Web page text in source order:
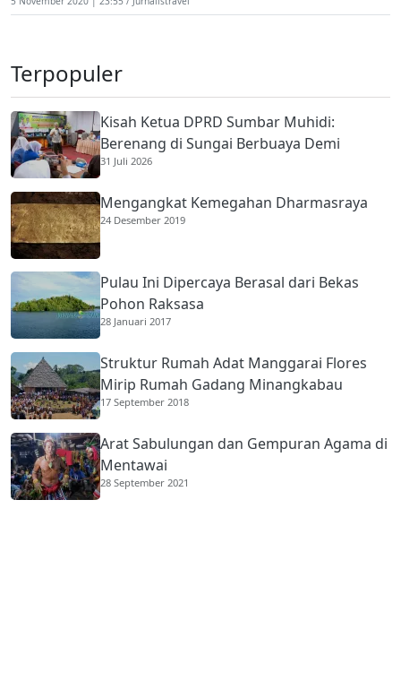
Terpopuler
Kisah Ketua DPRD Sumbar Muhidi:
Berenang di Sungai Berbuaya Demi
Membantu Ekonomi Orang Tua
31 Juli 2026
Mengangkat Kemegahan Dharmasraya
24 Desember 2019
Pulau Ini Dipercaya Berasal dari Bekas
Pohon Raksasa
28 Januari 2017
Struktur Rumah Adat Manggarai Flores
Mirip Rumah Gadang Minangkabau
17 September 2018
Arat Sabulungan dan Gempuran Agama di
Mentawai
28 September 2021